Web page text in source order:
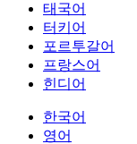
태국어
터키어
포르투갈어
프랑스어
힌디어
한국어
영어